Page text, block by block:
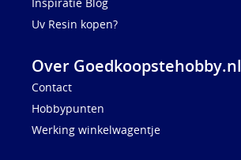
Inspiratie Blog
Uv Resin kopen?
Over Goedkoopstehobby.nl
Contact
Hobbypunten
Werking winkelwagentje